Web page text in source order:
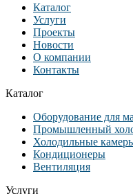
Каталог
Услуги
Проекты
Новости
О компании
Контакты
Каталог
Оборудование для
Промышленный
Холодильные
Кондиционеры
Вентиляция
Услуги